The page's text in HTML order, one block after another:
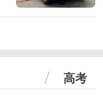
高考